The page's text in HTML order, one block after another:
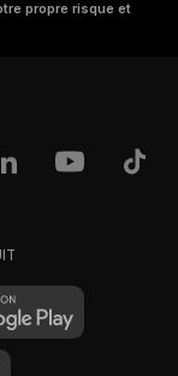
propre risque et